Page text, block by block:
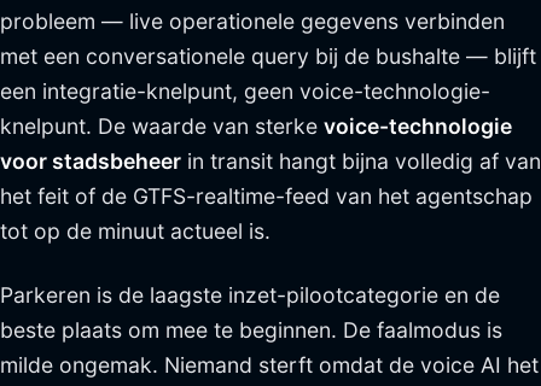
probleem — live operationele gegevens verbinden
met een conversationele query bij de bushalte — blijft
een integratie-knelpunt, geen voice-technologie-
knelpunt. De waarde van sterke voice-technologie
voor stadsbeheer in transit hangt bijna volledig af van
het feit of de GTFS-realtime-feed van het agentschap
tot op de minuut actueel is.
Parkeren is de laagste inzet-pilootcategorie en de
beste plaats om mee te beginnen. De faalmodus is
milde ongemak. Niemand sterft omdat de voice AI het